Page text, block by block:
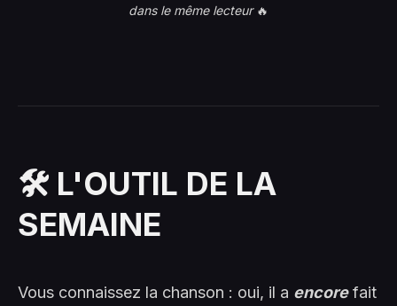
dans le même lecteur 🔥
🛠️ L'OUTIL DE LA
SEMAINE
Vous connaissez la chanson : oui, il a encorefait